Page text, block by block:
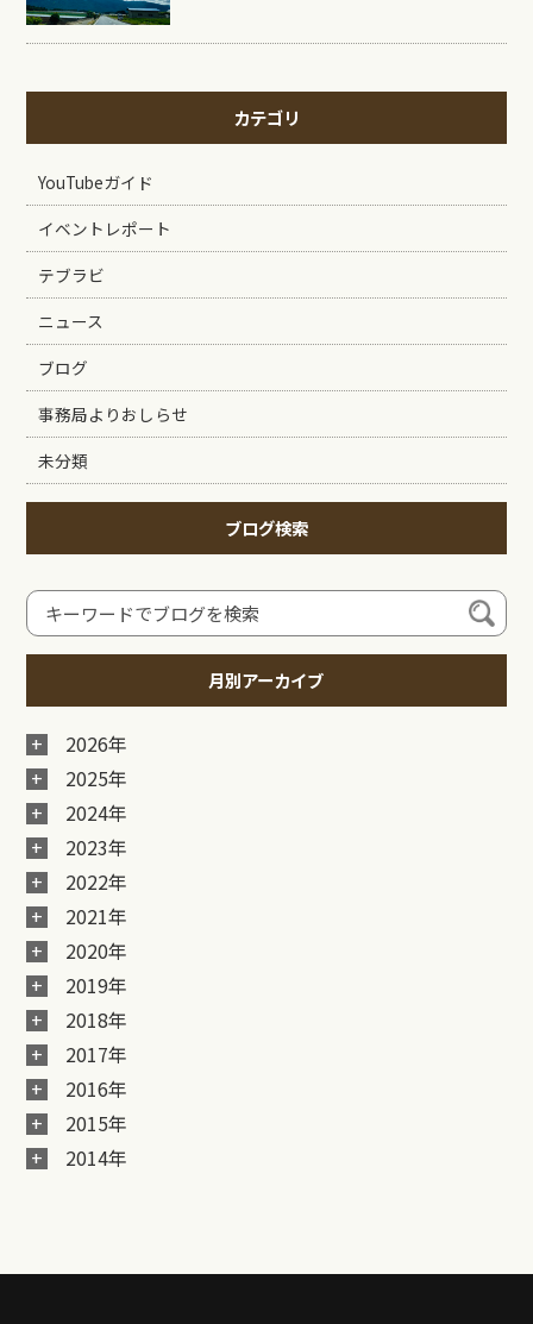
カテゴリ
YouTubeガイド
イベントレポート
テブラビ
ニュース
ブログ
事務局よりおしらせ
未分類
ブログ検索
月別アーカイブ
2026年
2025年
2024年
2023年
2022年
2021年
2020年
2019年
2018年
2017年
2016年
2015年
2014年